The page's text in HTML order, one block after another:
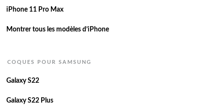
iPhone 11 Pro Max
Montrer tous les modèles d’iPhone
COQUES POUR SAMSUNG
Galaxy S22
Galaxy S22 Plus